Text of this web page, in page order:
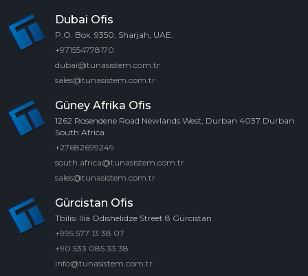
Dubai Ofis
P.O. Box: 9350, Sharjah, UAE.
+971554778170
dubai@tunasistem.com.tr
sales@tunasistem.com.tr
Güney Afrika Ofis
1262 Rosendene Road Newlands West, Durban 4037 Durban
South Africa
+27682699249
south.africa@tunasistem.com.tr
sales@tunasistem.com.tr
Gürcistan Ofis
Tbilisi Ilia Odıshelıdze Street 8 Gürcistan
+995 577 13 38 07
+90 533 085 33 38
info@tunasistem.com.tr